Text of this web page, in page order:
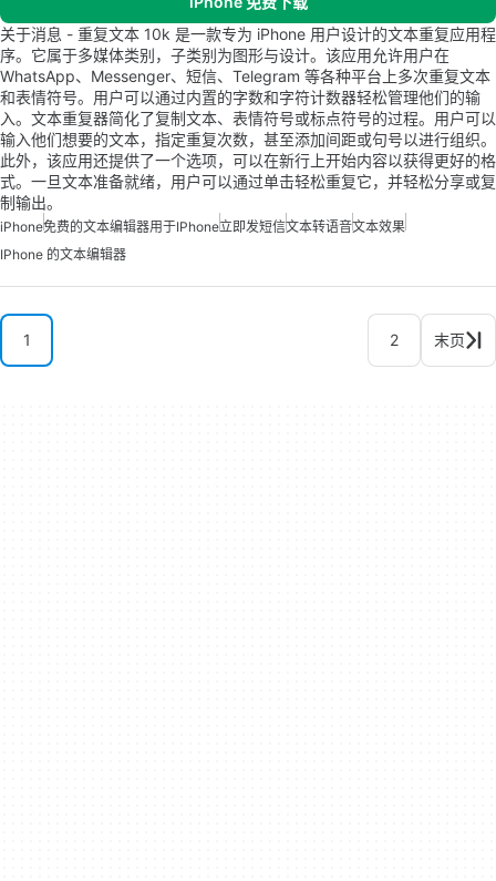
关于消息 - 重复文本 10k 是一款专为 iPhone 用户设计的文本重复应用程
序。它属于多媒体类别，子类别为图形与设计。该应用允许用户在
WhatsApp、Messenger、短信、Telegram 等各种平台上多次重复文本
和表情符号。用户可以通过内置的字数和字符计数器轻松管理他们的输
入。文本重复器简化了复制文本、表情符号或标点符号的过程。用户可以
输入他们想要的文本，指定重复次数，甚至添加间距或句号以进行组织。
此外，该应用还提供了一个选项，可以在新行上开始内容以获得更好的格
式。一旦文本准备就绪，用户可以通过单击轻松重复它，并轻松分享或复
制输出。
iPhone免费的文本编辑器用于iPhone立即发短信文本转语音文本效果
IPhone 的文本编辑器
1 2 末页